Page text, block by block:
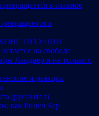
в главное
в
на свободе
Ландвер и не только о
и реакция
(русс/итал)
как Ронен Бар